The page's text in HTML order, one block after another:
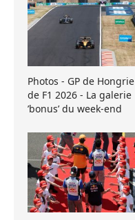
Photos - GP de Hongrie
de F1 2026 - La galerie
’bonus’ du week-end